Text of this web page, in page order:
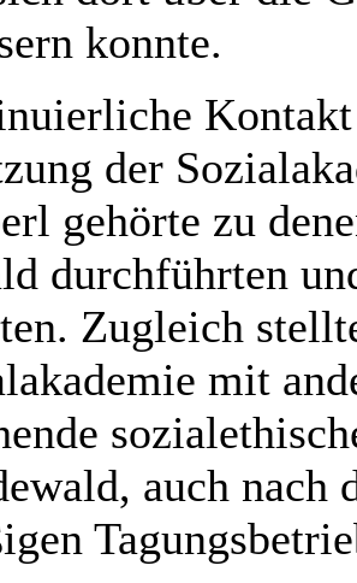
konnte.
Kontakt
der
gehörte zu
durchführten
Zugleich
mit
auch nach